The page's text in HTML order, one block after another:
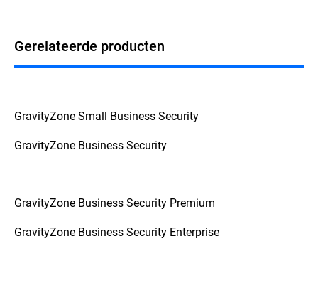
Gerelateerde producten
GravityZone Small Business Security
GravityZone Business Security
GravityZone Business Security Premium
GravityZone Business Security Enterprise